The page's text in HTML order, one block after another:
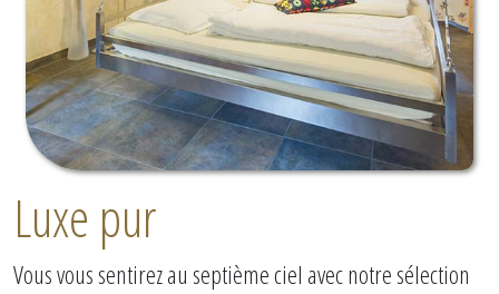
Luxe pur
Vous vous sentirez au septième ciel avec notre sélection